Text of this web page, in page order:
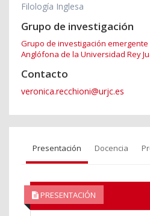
Filología Inglesa
Grupo de investigación
Grupo de investigación
Anglófona de la Universidad Rey
Contacto
veronica.recchioni@urjc.es
Presentación Docencia
PRESENTACIÓN